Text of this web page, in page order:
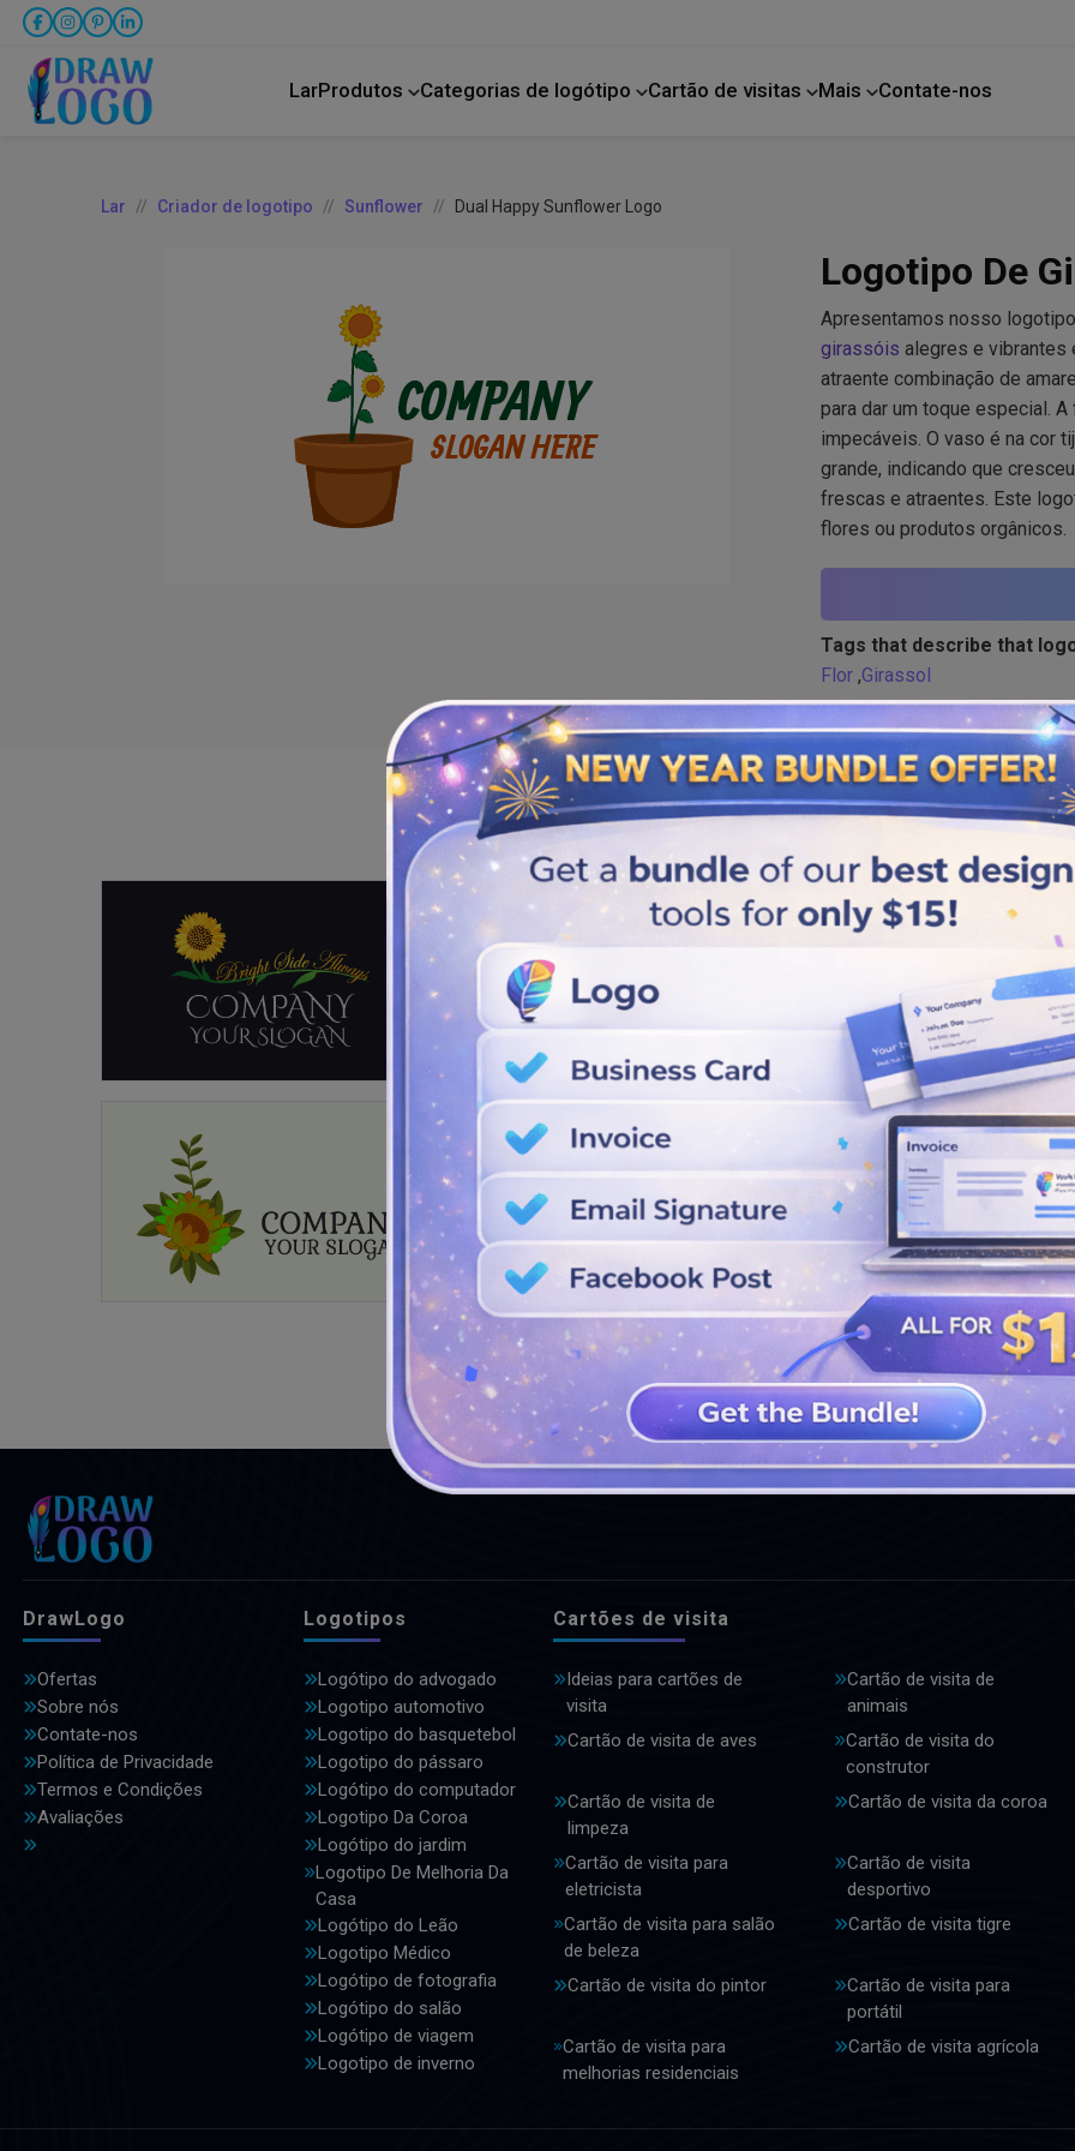
LarProdutos Categorias de logótipo Cartão de visitas Mais Contate-nos
Lar Criador de logotipo Sunflower Dual Happy Sunflower Logo
Logotipo De
Apresentamos nosso
girassóis alegres e vibrantes
atraente combinação de
para dar um toque especial.
impecáveis. O vaso é na cor
grande, indicando que
frescas e atraentes. Este
flores ou produtos orgânicos.
Tags that describe that
Flor ,Girassol
Similar logos
VEJA MAIS PROJETOS
DrawLogo
Ofertas
Sobre nós
Contate-nos
Política de Privacidade
Termos e Condições
Avaliações
Logotipos
Logótipo do advogado
Logotipo automotivo
Logotipo do basquetebol
Logotipo do pássaro
Logótipo do computador
Logotipo Da Coroa
Logótipo do jardim
Logotipo De Melhoria Da
Casa
Logótipo do Leão
Logotipo Médico
Logótipo de fotografia
Logótipo do salão
Logótipo de viagem
Logotipo de inverno
Cartões de visita
Ideias para cartões de
visita
Cartão de visita de
animais
Cartão de visita de aves
Cartão de visita do
construtor
Cartão de visita de
limpeza
Cartão de visita da coroa
Cartão de visita para
eletricista
Cartão de visita
desportivo
Cartão de visita para salão
de beleza
Cartão de visita tigre
Cartão de visita do pintor
Cartão de visita para
portátil
Cartão de visita para
melhorias residenciais
Cartão de visita agrícola